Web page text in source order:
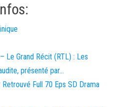
Le Grand Récit (RTL) : Les
présenté par…
Full 70 Eps SD Drama